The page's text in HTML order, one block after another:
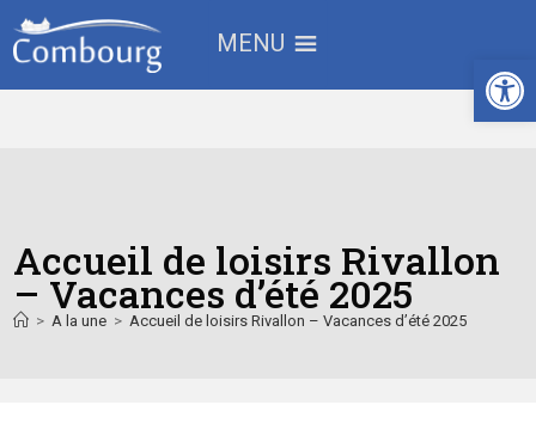
MENU
Accueil de loisirs Rivallon
– Vacances d’été 2025
> A la une > Accueil de loisirs Rivallon – Vacances d’été 2025